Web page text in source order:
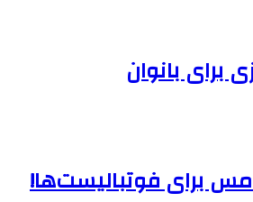
برای بانوان
برای فوتبالیست‌ها!